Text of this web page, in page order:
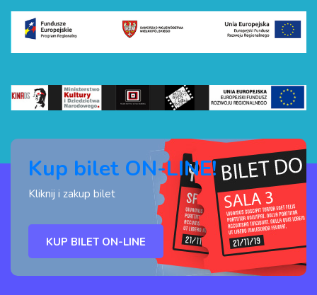
Kup bilet ON-LINE!
Kliknij i zakup bilet
KUP BILET ON-LINE